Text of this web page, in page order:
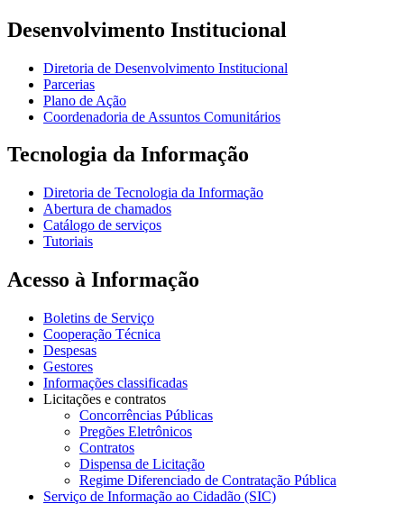
Desenvolvimento Institucional
Diretoria de Desenvolvimento Institucional
Parcerias
Plano de Ação
Coordenadoria de Assuntos Comunitários
Tecnologia da Informação
Diretoria de Tecnologia da Informação
Abertura de chamados
Catálogo de serviços
Tutoriais
Acesso à Informação
Boletins de Serviço
Cooperação Técnica
Despesas
Gestores
Informações classificadas
Licitações e contratos
Concorrências Públicas
Pregões Eletrônicos
Contratos
Dispensa de Licitação
Regime Diferenciado de Contratação Pública
Serviço de Informação ao Cidadão (SIC)